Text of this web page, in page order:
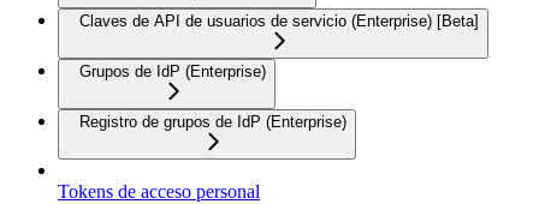
Claves de API de usuarios de servicio (Enterprise) [Beta]
Grupos de IdP (Enterprise)
Registro de grupos de IdP (Enterprise)
Tokens de acceso personal